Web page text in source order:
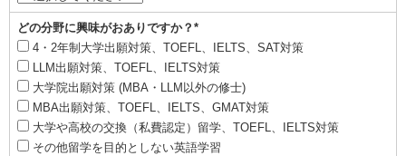
どの分野に興味がおありですか？*
4・2年制大学出願対策、TOEFL、IELTS、SAT対策
LLM出願対策、TOEFL、IELTS対策
大学院出願対策 (MBA・LLM以外の修士)
MBA出願対策、TOEFL、IELTS、GMAT対策
大学や高校の交換（私費認定）留学、TOEFL、IELTS対策
その他留学を目的としない英語学習